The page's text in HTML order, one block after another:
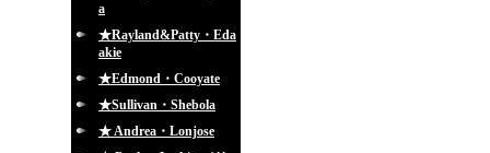
a
★Rayland&Patty・Eda
akie
★Edmond・Cooyate
★Sullivan・Shebola
★ Andrea・Lonjose